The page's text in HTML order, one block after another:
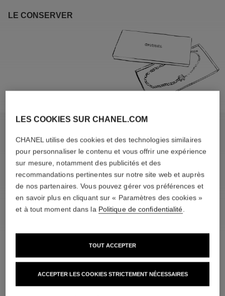
LE CONSERVER
L’APPRÉCIER
LES COOKIES SUR CHANEL.COM
CHANEL utilise des cookies et des technologies similaires
pour personnaliser le contenu et vous offrir une expérience
sur mesure, notamment des publicités et des
recommandations pertinentes sur notre site web et auprès
de nos partenaires. Vous pouvez gérer vos préférences et
en savoir plus en cliquant sur « Paramètres des cookies »
et à tout moment dans la Politique de confidentialité
ACCEPTER LES COOKIES STRICTEMENT NÉCESSAIRES
TOUT ACCEPTER